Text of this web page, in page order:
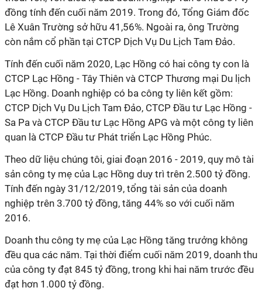
đồng tính đến cuối năm 2019. Trong đó, Tổng Giám đốc
Lê Xuân Trường sở hữu 41,56%. Ngoài ra, ông Trường
còn nắm cổ phần tại CTCP Dịch Vụ Du Lịch Tam Đảo.
Tính đến cuối năm 2020, Lạc Hồng có hai công ty con là
CTCP Lạc Hồng - Tây Thiên và CTCP Thương mại Du lịch
Lạc Hồng. Doanh nghiệp có ba công ty liên kết gồm:
CTCP Dịch Vụ Du Lịch Tam Đảo, CTCP Đầu tư Lạc Hồng -
Sa Pa và CTCP Đầu tư Lạc Hồng APG và một công ty liên
quan là CTCP Đầu tư Phát triển Lạc Hồng Phúc.
Theo dữ liệu chúng tôi, giai đoạn 2016 - 2019, quy mô tài
sản công ty mẹ của Lạc Hồng duy trì trên 2.500 tỷ đồng.
Tính đến ngày 31/12/2019, tổng tài sản của doanh
nghiệp trên 3.700 tỷ đồng, tăng 44% so với cuối năm
2016.
Doanh thu công ty mẹ của Lạc Hồng tăng trưởng không
đều qua các năm. Tại thời điểm cuối năm 2019, doanh thu
của công ty đạt 845 tỷ đồng, trong khi hai năm trước đều
đạt hơn 1.000 tỷ đồng.